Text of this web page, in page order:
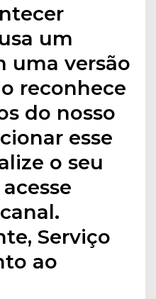
um
uma versão
reconhece
do nosso
esse
o seu
Serviço
ao